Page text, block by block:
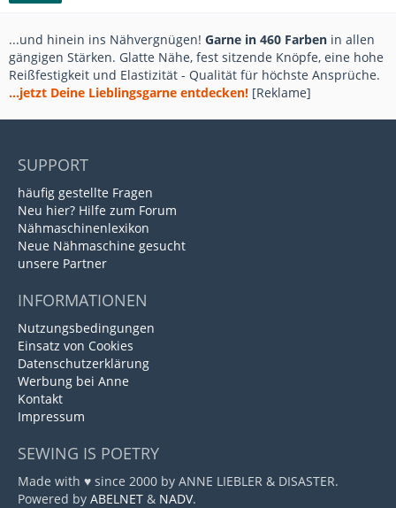
...und hinein ins Nähvergnügen! Garne in 460 Farben in allen
gängigen Stärken. Glatte Nähe, fest sitzende Knöpfe, eine hohe
Reißfestigkeit und Elastizität - Qualität für höchste Ansprüche.
...jetzt Deine Lieblingsgarne entdecken! [Reklame]
SUPPORT
häufig gestellte Fragen
Neu hier? Hilfe zum Forum
Nähmaschinenlexikon
Neue Nähmaschine gesucht
unsere Partner
INFORMATIONEN
Nutzungsbedingungen
Einsatz von Cookies
Datenschutzerklärung
Werbung bei Anne
Kontakt
Impressum
SEWING IS POETRY
Made with ♥ since 2000 by ANNE LIEBLER & DISASTER.
Powered by ABELNET & NADV.